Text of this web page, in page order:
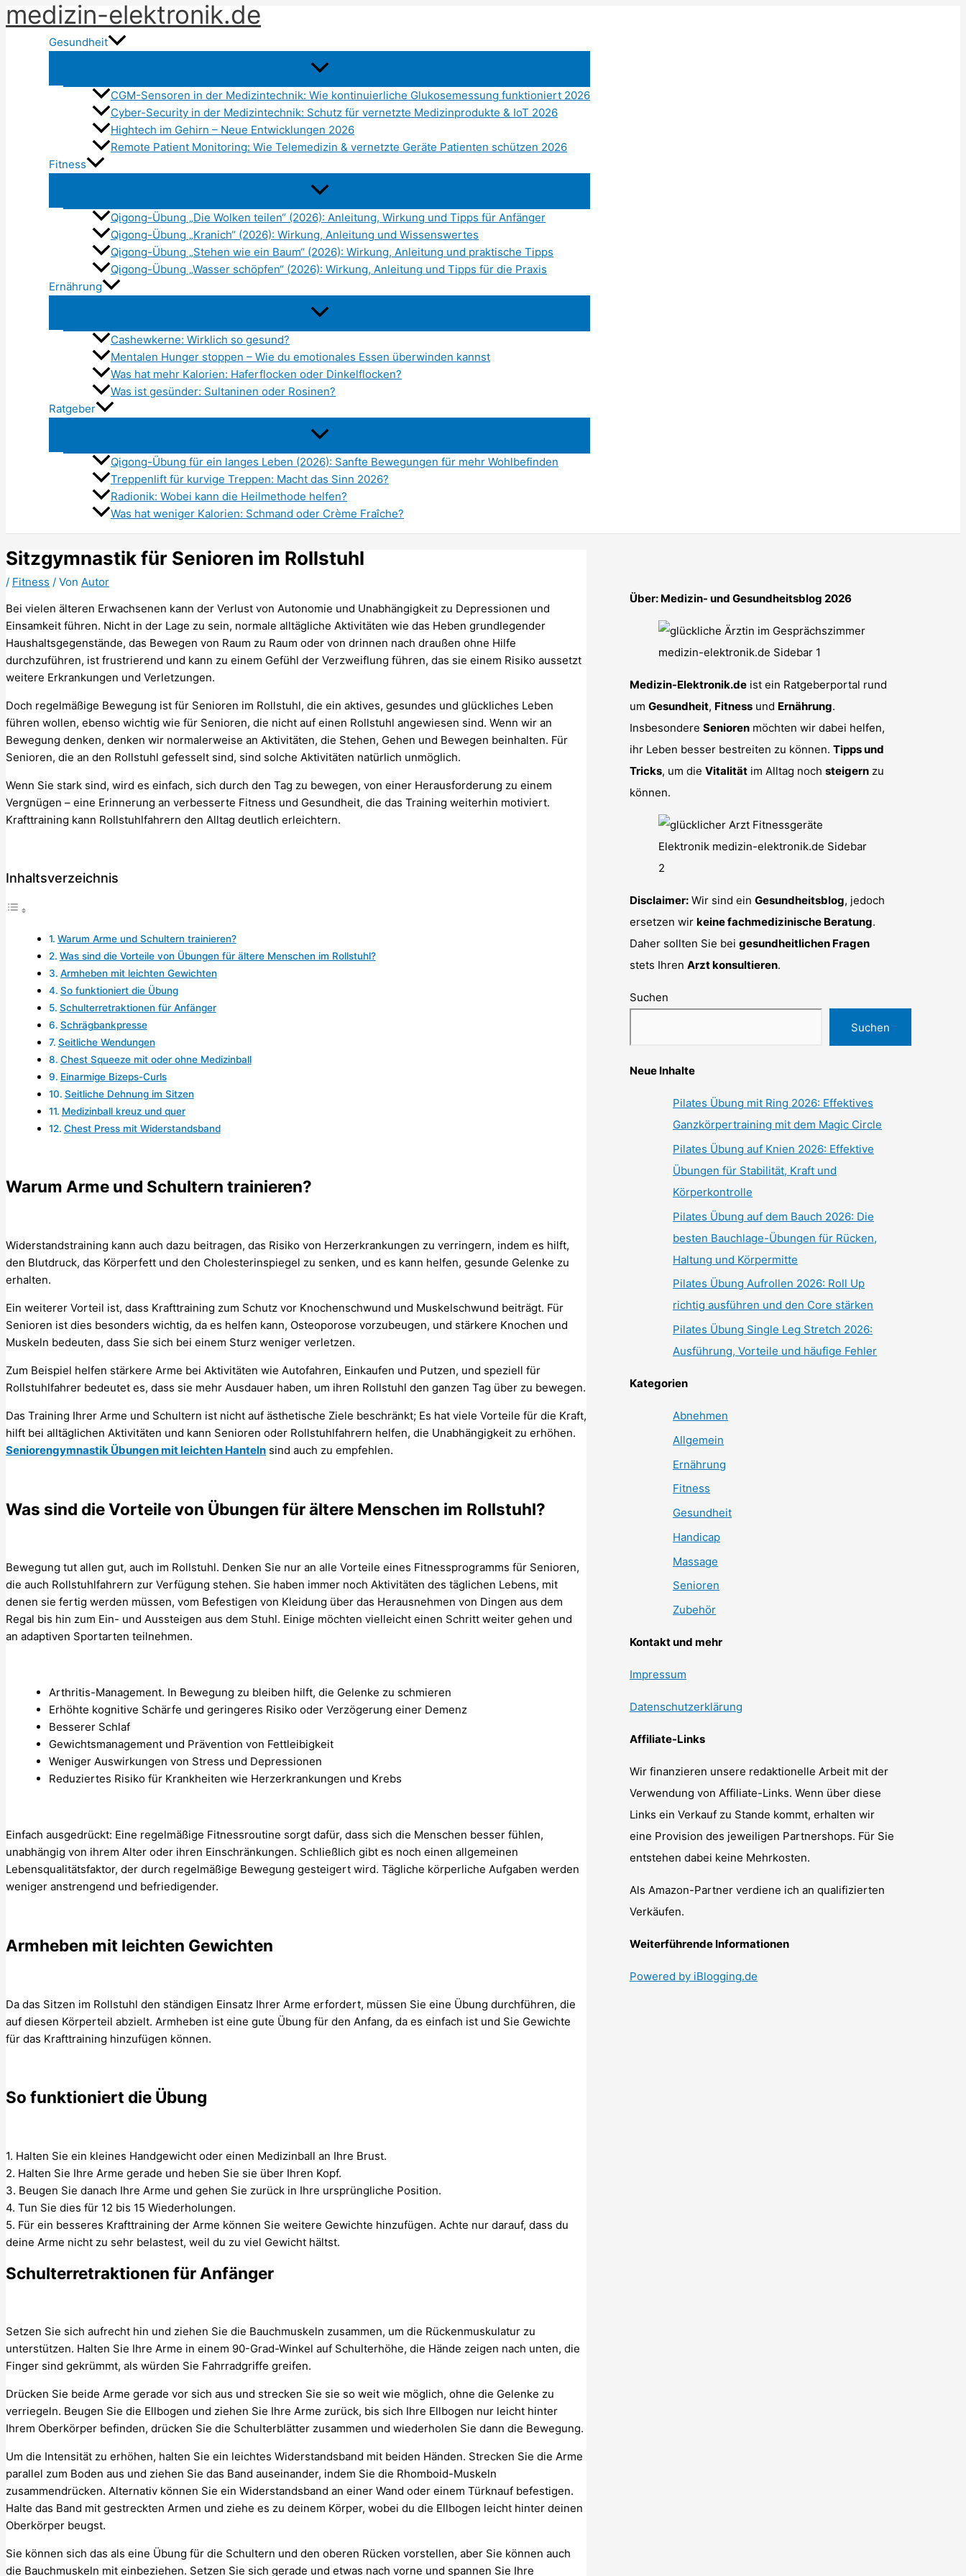
Zum
Inhalt
springen
medizin-elektronik.de
Gesundheit
CGM-Sensoren in der Medizintechnik: Wie kontinuierliche Glukosemessung funktioniert 2026
Cyber-Security in der Medizintechnik: Schutz für vernetzte Medizinprodukte & IoT 2026
Hightech im Gehirn – Neue Entwicklungen 2026
Remote Patient Monitoring: Wie Telemedizin & vernetzte Geräte Patienten schützen 2026
Fitness
Qigong-Übung „Die Wolken teilen“ (2026): Anleitung, Wirkung und Tipps für Anfänger
Qigong-Übung „Kranich“ (2026): Wirkung, Anleitung und Wissenswertes
Qigong-Übung „Stehen wie ein Baum“ (2026): Wirkung, Anleitung und praktische Tipps
Qigong-Übung „Wasser schöpfen“ (2026): Wirkung, Anleitung und Tipps für die Praxis
Ernährung
Cashewkerne: Wirklich so gesund?
Mentalen Hunger stoppen – Wie du emotionales Essen überwinden kannst
Was hat mehr Kalorien: Haferflocken oder Dinkelflocken?
Was ist gesünder: Sultaninen oder Rosinen?
Ratgeber
Qigong-Übung für ein langes Leben (2026): Sanfte Bewegungen für mehr Wohlbefinden
Treppenlift für kurvige Treppen: Macht das Sinn 2026?
Radionik: Wobei kann die Heilmethode helfen?
Was hat weniger Kalorien: Schmand oder Crème Fraîche?
Sitzgymnastik für Senioren im Rollstuhl
/ Fitness / Von Autor
Bei vielen älteren Erwachsenen kann der Verlust von Autonomie und Unabhängigkeit zu Depressionen und
Einsamkeit führen. Nicht in der Lage zu sein, normale alltägliche Aktivitäten wie das Heben grundlegender
Haushaltsgegenstände, das Bewegen von Raum zu Raum oder von drinnen nach draußen ohne Hilfe
durchzuführen, ist frustrierend und kann zu einem Gefühl der Verzweiflung führen, das sie einem Risiko aussetzt
weitere Erkrankungen und Verletzungen.
Doch regelmäßige Bewegung ist für Senioren im Rollstuhl, die ein aktives, gesundes und glückliches Leben
führen wollen, ebenso wichtig wie für Senioren, die nicht auf einen Rollstuhl angewiesen sind. Wenn wir an
Bewegung denken, denken wir normalerweise an Aktivitäten, die Stehen, Gehen und Bewegen beinhalten. Für
Senioren, die an den Rollstuhl gefesselt sind, sind solche Aktivitäten natürlich unmöglich.
Wenn Sie stark sind, wird es einfach, sich durch den Tag zu bewegen, von einer Herausforderung zu einem
Vergnügen – eine Erinnerung an verbesserte Fitness und Gesundheit, die das Training weiterhin motiviert.
Krafttraining kann Rollstuhlfahrern den Alltag deutlich erleichtern.
Inhaltsverzeichnis
Warum Arme und Schultern trainieren?
Was sind die Vorteile von Übungen für ältere Menschen im Rollstuhl?
Armheben mit leichten Gewichten
So funktioniert die Übung
Schulterretraktionen für Anfänger
Schrägbankpresse
Seitliche Wendungen
Chest Squeeze mit oder ohne Medizinball
Einarmige Bizeps-Curls
Seitliche Dehnung im Sitzen
Medizinball kreuz und quer
Chest Press mit Widerstandsband
Warum Arme und Schultern trainieren?
Widerstandstraining kann auch dazu beitragen, das Risiko von Herzerkrankungen zu verringern, indem es hilft,
den Blutdruck, das Körperfett und den Cholesterinspiegel zu senken, und es kann helfen, gesunde Gelenke zu
erhalten.
Ein weiterer Vorteil ist, dass Krafttraining zum Schutz vor Knochenschwund und Muskelschwund beiträgt. Für
Senioren ist dies besonders wichtig, da es helfen kann, Osteoporose vorzubeugen, und stärkere Knochen und
Muskeln bedeuten, dass Sie sich bei einem Sturz weniger verletzen.
Zum Beispiel helfen stärkere Arme bei Aktivitäten wie Autofahren, Einkaufen und Putzen, und speziell für
Rollstuhlfahrer bedeutet es, dass sie mehr Ausdauer haben, um ihren Rollstuhl den ganzen Tag über zu bewegen.
Das Training Ihrer Arme und Schultern ist nicht auf ästhetische Ziele beschränkt; Es hat viele Vorteile für die Kraft,
hilft bei alltäglichen Aktivitäten und kann Senioren oder Rollstuhlfahrern helfen, die Unabhängigkeit zu erhöhen.
Seniorengymnastik Übungen mit leichten Hanteln sind auch zu empfehlen.
Was sind die Vorteile von Übungen für ältere Menschen im Rollstuhl?
Bewegung tut allen gut, auch im Rollstuhl. Denken Sie nur an alle Vorteile eines Fitnessprogramms für Senioren,
die auch Rollstuhlfahrern zur Verfügung stehen. Sie haben immer noch Aktivitäten des täglichen Lebens, mit
denen sie fertig werden müssen, vom Befestigen von Kleidung über das Herausnehmen von Dingen aus dem
Regal bis hin zum Ein- und Aussteigen aus dem Stuhl. Einige möchten vielleicht einen Schritt weiter gehen und
an adaptiven Sportarten teilnehmen.
Arthritis-Management. In Bewegung zu bleiben hilft, die Gelenke zu schmieren
Erhöhte kognitive Schärfe und geringeres Risiko oder Verzögerung einer Demenz
Besserer Schlaf
Gewichtsmanagement und Prävention von Fettleibigkeit
Weniger Auswirkungen von Stress und Depressionen
Reduziertes Risiko für Krankheiten wie Herzerkrankungen und Krebs
Einfach ausgedrückt: Eine regelmäßige Fitnessroutine sorgt dafür, dass sich die Menschen besser fühlen,
unabhängig von ihrem Alter oder ihren Einschränkungen. Schließlich gibt es noch einen allgemeinen
Lebensqualitätsfaktor, der durch regelmäßige Bewegung gesteigert wird. Tägliche körperliche Aufgaben werden
weniger anstrengend und befriedigender.
Armheben mit leichten Gewichten
Da das Sitzen im Rollstuhl den ständigen Einsatz Ihrer Arme erfordert, müssen Sie eine Übung durchführen, die
auf diesen Körperteil abzielt. Armheben ist eine gute Übung für den Anfang, da es einfach ist und Sie Gewichte
für das Krafttraining hinzufügen können.
So funktioniert die Übung
1. Halten Sie ein kleines Handgewicht oder einen Medizinball an Ihre Brust.
2. Halten Sie Ihre Arme gerade und heben Sie sie über Ihren Kopf.
3. Beugen Sie danach Ihre Arme und gehen Sie zurück in Ihre ursprüngliche Position.
4. Tun Sie dies für 12 bis 15 Wiederholungen.
5. Für ein besseres Krafttraining der Arme können Sie weitere Gewichte hinzufügen. Achte nur darauf, dass du
deine Arme nicht zu sehr belastest, weil du zu viel Gewicht hältst.
Schulterretraktionen für Anfänger
Setzen Sie sich aufrecht hin und ziehen Sie die Bauchmuskeln zusammen, um die Rückenmuskulatur zu
unterstützen. Halten Sie Ihre Arme in einem 90-Grad-Winkel auf Schulterhöhe, die Hände zeigen nach unten, die
Finger sind gekrümmt, als würden Sie Fahrradgriffe greifen.
Drücken Sie beide Arme gerade vor sich aus und strecken Sie sie so weit wie möglich, ohne die Gelenke zu
verriegeln. Beugen Sie die Ellbogen und ziehen Sie Ihre Arme zurück, bis sich Ihre Ellbogen nur leicht hinter
Ihrem Oberkörper befinden, drücken Sie die Schulterblätter zusammen und wiederholen Sie dann die Bewegung.
Um die Intensität zu erhöhen, halten Sie ein leichtes Widerstandsband mit beiden Händen. Strecken Sie die Arme
parallel zum Boden aus und ziehen Sie das Band auseinander, indem Sie die Rhomboid-Muskeln
zusammendrücken. Alternativ können Sie ein Widerstandsband an einer Wand oder einem Türknauf befestigen.
Halte das Band mit gestreckten Armen und ziehe es zu deinem Körper, wobei du die Ellbogen leicht hinter deinen
Oberkörper beugst.
Sie können sich das als eine Übung für die Schultern und den oberen Rücken vorstellen, aber Sie können auch
die Bauchmuskeln mit einbeziehen. Setzen Sie sich gerade und etwas nach vorne und spannen Sie Ihre
Über: Medizin- und Gesundheitsblog 2026
Medizin-Elektronik.de ist ein Ratgeberportal rund
um Gesundheit, Fitness und Ernährung.
Insbesondere Senioren möchten wir dabei helfen,
ihr Leben besser bestreiten zu können. Tipps und
Tricks, um die Vitalität im Alltag noch steigern zu
können.
Disclaimer: Wir sind ein Gesundheitsblog, jedoch
ersetzen wir keine fachmedizinische Beratung.
Daher sollten Sie bei gesundheitlichen Fragen
stets Ihren Arzt konsultieren.
Suchen
Suchen
Neue Inhalte
Pilates Übung mit Ring 2026: Effektives
Ganzkörpertraining mit dem Magic Circle
Pilates Übung auf Knien 2026: Effektive
Übungen für Stabilität, Kraft und
Körperkontrolle
Pilates Übung auf dem Bauch 2026: Die
besten Bauchlage-Übungen für Rücken,
Haltung und Körpermitte
Pilates Übung Aufrollen 2026: Roll Up
richtig ausführen und den Core stärken
Pilates Übung Single Leg Stretch 2026:
Ausführung, Vorteile und häufige Fehler
Kategorien
Abnehmen
Allgemein
Ernährung
Fitness
Gesundheit
Handicap
Massage
Senioren
Zubehör
Kontakt und mehr
Impressum
Datenschutzerklärung
Affiliate-Links
Wir finanzieren unsere redaktionelle Arbeit mit der
Verwendung von Affiliate-Links. Wenn über diese
Links ein Verkauf zu Stande kommt, erhalten wir
eine Provision des jeweiligen Partnershops. Für Sie
entstehen dabei keine Mehrkosten.
Als Amazon-Partner verdiene ich an qualifizierten
Verkäufen.
Weiterführende Informationen
Powered by iBlogging.de